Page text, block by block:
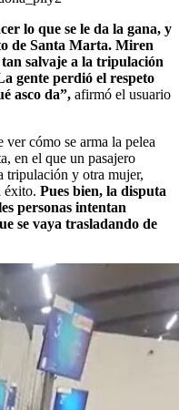
lo que se le da la gana, y
de Santa Marta. Miren
tan salvaje a la tripulación
gente perdió el respeto
asco da”, afirmó el usuario
ver cómo se arma la pelea
en el que un pasajero
tripulación y otra mujer,
éxito. Pues bien, la disputa
personas intentan
se vaya trasladando de